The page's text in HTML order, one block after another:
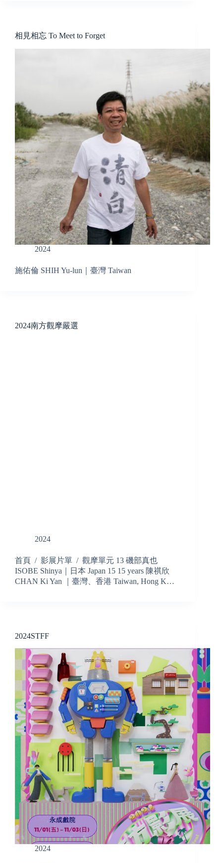
相見相忘 To Meet to Forget
2024
施佑倫 SHIH Yu-lun｜臺灣 Taiwan
2024南方觀摩嚴選
2024
首頁 / 影展片單 / 觀摩單元 13 磯部真也
ISOBE Shinya｜日本 Japan 15 15 years 陳祺欣
CHAN Ki Yan ｜臺灣、香港 Taiwan, Hong K…
2024STFF
2024